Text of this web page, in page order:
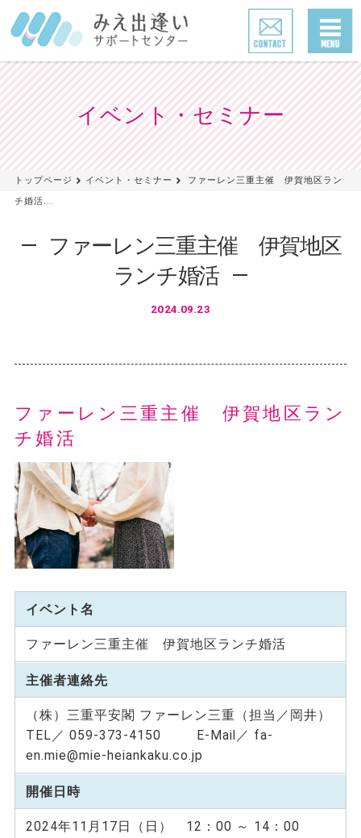
イベント・セミナー
トップページ イベント・セミナー
ファーレン三重主催 伊賀地区ラン
チ婚活...
ファーレン三重主催 伊賀地区
ランチ婚活
2024.09.23
ファーレン三重主催 伊賀地区ラン
チ婚活
イベント名
ファーレン三重主催 伊賀地区ランチ婚活
主催者連絡先
（株）三重平安閣 ファーレン三重（担当／岡井）
TEL／ 059-373-4150 E-Mail／ fa-
en.mie@mie-heiankaku.co.jp
開催日時
2024年11月17日（日） 12：00 ～ 14：00